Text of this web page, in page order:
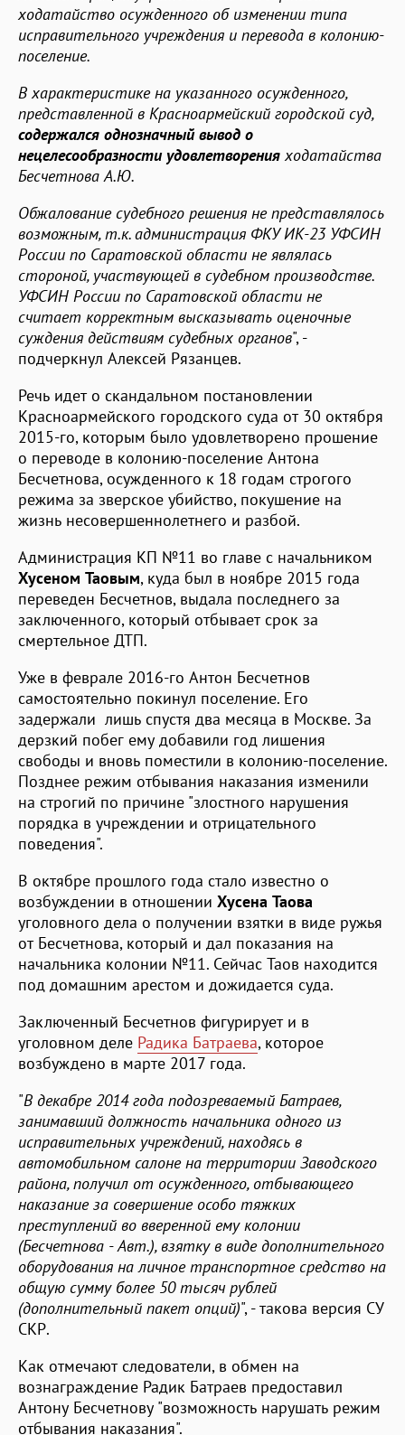
ходатайство осужденного об изменении типа
исправительного учреждения и перевода в колонию-
поселение.
В характеристике на указанного осужденного,
представленной в Красноармейский городской суд,
содержался однозначный вывод о
нецелесообразности удовлетворения ходатайства
Бесчетнова А.Ю.
Обжалование судебного решения не представлялось
возможным, т.к. администрация ФКУ ИК-23 УФСИН
России по Саратовской области не являлась
стороной, участвующей в судебном производстве.
УФСИН России по Саратовской области не
считает корректным высказывать оценочные
суждения действиям судебных органов", -
подчеркнул Алексей Рязанцев.
Речь идет о скандальном постановлении
Красноармейского городского суда от 30 октября
2015-го, которым было удовлетворено прошение
о переводе в колонию-поселение Антона
Бесчетнова, осужденного к 18 годам строгого
режима за зверское убийство, покушение на
жизнь несовершеннолетнего и разбой.
Администрация КП №11 во главе с начальником
Хусеном Таовым, куда был в ноябре 2015 года
переведен Бесчетнов, выдала последнего за
заключенного, который отбывает срок за
смертельное ДТП.
Уже в феврале 2016-го Антон Бесчетнов
самостоятельно покинул поселение. Его
задержали лишь спустя два месяца в Москве. За
дерзкий побег ему добавили год лишения
свободы и вновь поместили в колонию-поселение.
Позднее режим отбывания наказания изменили
на строгий по причине "злостного нарушения
порядка в учреждении и отрицательного
поведения".
В октябре прошлого года стало известно о
возбуждении в отношении Хусена Таова
уголовного дела о получении взятки в виде ружья
от Бесчетнова, который и дал показания на
начальника колонии №11. Сейчас Таов находится
под домашним арестом и дожидается суда.
Заключенный Бесчетнов фигурирует и в
уголовном деле Радика Батраева, которое
возбуждено в марте 2017 года.
"В декабре 2014 года подозреваемый Батраев,
занимавший должность начальника одного из
исправительных учреждений, находясь в
автомобильном салоне на территории Заводского
района, получил от осужденного, отбывающего
наказание за совершение особо тяжких
преступлений во вверенной ему колонии
(Бесчетнова - Авт.), взятку в виде дополнительного
оборудования на личное транспортное средство на
общую сумму более 50 тысяч рублей
(дополнительный пакет опций)", - такова версия СУ
СКР.
Как отмечают следователи, в обмен на
вознаграждение Радик Батраев предоставил
Антону Бесчетнову "возможность нарушать режим
отбывания наказания".